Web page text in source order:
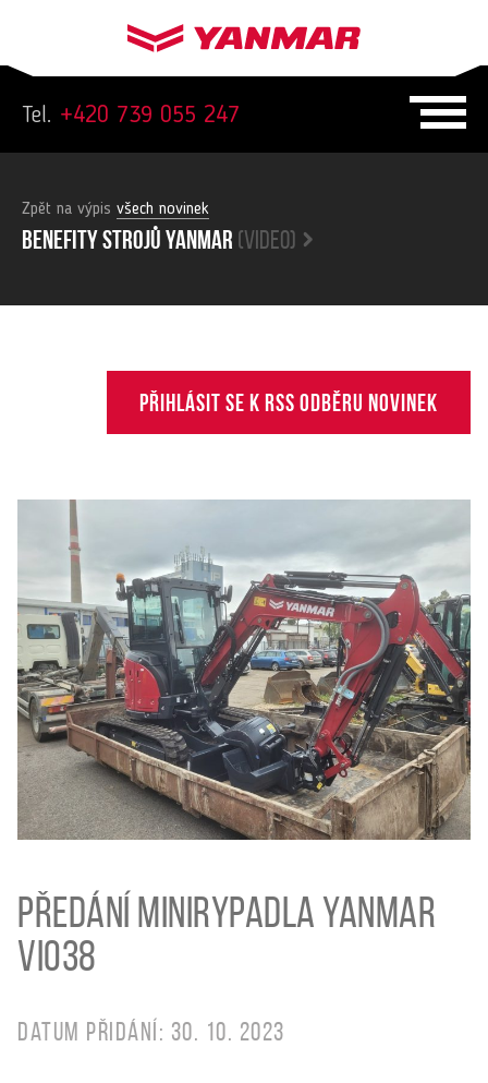
Tel. +420 739 055 247
Zpět na výpis všech novinek
Benefity strojů yanmar (video)
Přihlásit se k RSS odběru novinek
Předání minirypadla Yanmar
ViO38
Datum přidání: 30. 10. 2023